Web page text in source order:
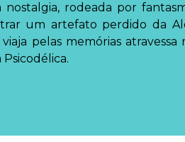
nostalgia, rodeada por
um artefato perdido da
pelas memórias
Psicodélica.